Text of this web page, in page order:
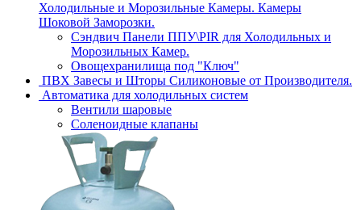
Холодильные и Морозильные Камеры. Камеры
Шоковой Заморозки.
Сэндвич Панели ППУ\PIR для Холодильных и
Морозильных Камер.
Овощехранилища под "Ключ"
ПВХ Завесы и Шторы Силиконовые от Производителя.
Автоматика для холодильных систем
Вентили шаровые
Соленоидные клапаны